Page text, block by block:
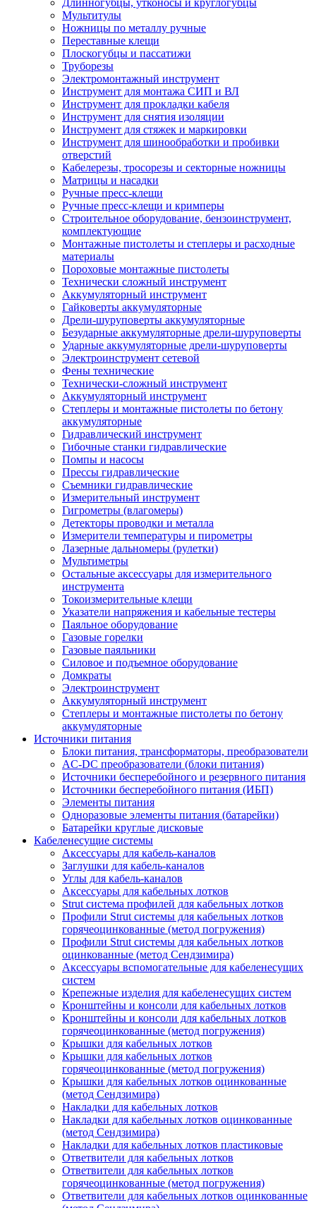
Длинногубцы, утконосы и круглогубцы
Мультитулы
Ножницы по металлу ручные
Переставные клещи
Плоскогубцы и пассатижи
Труборезы
Электромонтажный инструмент
Инструмент для монтажа СИП и ВЛ
Инструмент для прокладки кабеля
Инструмент для снятия изоляции
Инструмент для стяжек и маркировки
Инструмент для шинообработки и пробивки
отверстий
Кабелерезы, тросорезы и секторные ножницы
Матрицы и насадки
Ручные пресс-клещи
Ручные пресс-клещи и кримперы
Строительное оборудование, бензоинструмент,
комплектующие
Монтажные пистолеты и степлеры и расходные
материалы
Пороховые монтажные пистолеты
Технически сложный инструмент
Аккумуляторный инструмент
Гайковерты аккумуляторные
Дрели-шуруповерты аккумуляторные
Безударные аккумуляторные дрели-шуруповерты
Ударные аккумуляторные дрели-шуруповерты
Электроинструмент сетевой
Фены технические
Технически-сложный инструмент
Аккумуляторный инструмент
Степлеры и монтажные пистолеты по бетону
аккумуляторные
Гидравлический инструмент
Гибочные станки гидравлические
Помпы и насосы
Прессы гидравлические
Съемники гидравлические
Измерительный инструмент
Гигрометры (влагомеры)
Детекторы проводки и металла
Измерители температуры и пирометры
Лазерные дальномеры (рулетки)
Мультиметры
Остальные аксессуары для измерительного
инструмента
Токоизмерительные клещи
Указатели напряжения и кабельные тестеры
Паяльное оборудование
Газовые горелки
Газовые паяльники
Силовое и подъемное оборудование
Домкраты
Электроинструмент
Аккумуляторный инструмент
Степлеры и монтажные пистолеты по бетону
аккумуляторные
Источники питания
Блоки питания, трансформаторы, преобразователи
AC-DC преобразователи (блоки питания)
Источники бесперебойного и резервного питания
Источники бесперебойного питания (ИБП)
Элементы питания
Одноразовые элементы питания (батарейки)
Батарейки круглые дисковые
Кабеленесущие системы
Аксессуары для кабель-каналов
Заглушки для кабель-каналов
Углы для кабель-каналов
Аксессуары для кабельных лотков
Strut система профилей для кабельных лотков
Профили Strut системы для кабельных лотков
горячеоцинкованные (метод погружения)
Профили Strut системы для кабельных лотков
оцинкованные (метод Сендзимира)
Аксессуары вспомогательные для кабеленесущих
систем
Крепежные изделия для кабеленесущих систем
Кронштейны и консоли для кабельных лотков
Кронштейны и консоли для кабельных лотков
горячеоцинкованные (метод погружения)
Крышки для кабельных лотков
Крышки для кабельных лотков
горячеоцинкованные (метод погружения)
Крышки для кабельных лотков оцинкованные
(метод Сендзимира)
Накладки для кабельных лотков
Накладки для кабельных лотков оцинкованные
(метод Сендзимира)
Накладки для кабельных лотков пластиковые
Ответвители для кабельных лотков
Ответвители для кабельных лотков
горячеоцинкованные (метод погружения)
Ответвители для кабельных лотков оцинкованные